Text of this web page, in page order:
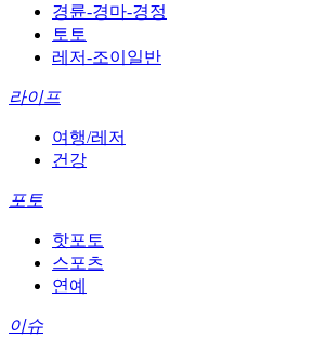
경륜-경마-경정
토토
레저-조이일반
라이프
여행/레저
건강
포토
핫포토
스포츠
연예
이슈